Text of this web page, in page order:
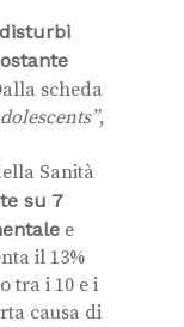
disturbi
scheda
,
Sanità
su 7
e
il 13%
tra i 10 e i
causa di